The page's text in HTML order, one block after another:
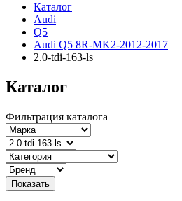
Каталог
Audi
Q5
Audi Q5 8R-MK2-2012-2017
2.0-tdi-163-ls
Каталог
Фильтрация каталога
Показать